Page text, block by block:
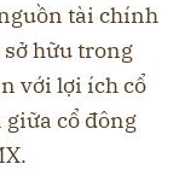
tài chính
sở hữu trong
với lợi ích cổ
cổ đông